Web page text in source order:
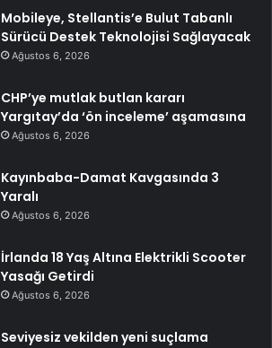
Mobileye, Stellantis’e Bulut Tabanlı
Sürücü Destek Teknolojisi Sağlayacak
Ağustos 6, 2026
CHP’ye mutlak butlan kararı
Yargıtay’da ‘ön inceleme’ aşamasına
Ağustos 6, 2026
Kayınbaba-Damat Kavgasında 3
Yaralı
Ağustos 6, 2026
İrlanda 18 Yaş Altına Elektrikli Scooter
Yasağı Getirdi
Ağustos 6, 2026
Seviyesiz vekilden yeni suçlama